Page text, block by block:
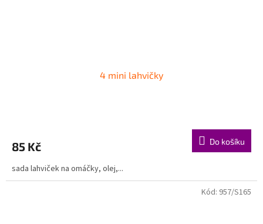
4 mini lahvičky
85 Kč Do košíku
sada lahviček na omáčky, olej,...
Kód: 957/S165